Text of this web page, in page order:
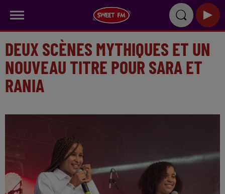
DEUX SCÈNES MYTHIQUES ET UN
NOUVEAU TITRE POUR SARA ET
RANIA